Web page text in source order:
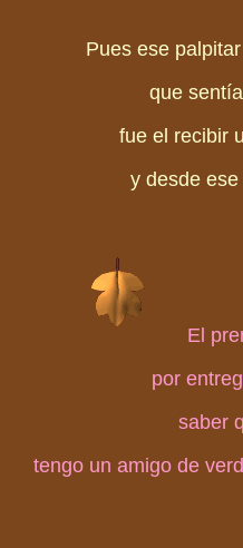
Pues ese
que
fue el recibir
y desde
El
por
saber
tengo un amigo de